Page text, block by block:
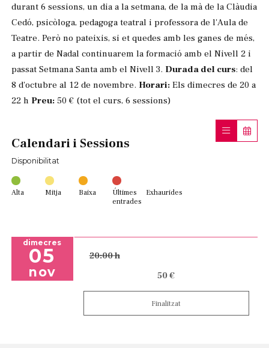
durant 6 sessions, un dia a la setmana, de la mà de la Clàudia
Cedó, psicòloga, pedagoga teatral i professora de l'Aula de
Teatre. Però no pateixis, si et quedes amb les ganes de més,
a partir de Nadal continuarem la formació amb el Nivell 2 i
passat Setmana Santa amb el Nivell 3. Durada del curs: del
8 d'octubre al 12 de novembre. Horari: Els dimecres de 20 a
22 h Preu: 50 € (tot el curs, 6 sessions)
Calendari i Sessions
Disponibilitat
Alta Mitja Baixa
Últimes
entrades
Exhaurides
dimecres
05
nov
20:00 h
50 €
Finalitzat